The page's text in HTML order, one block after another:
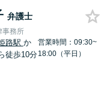
弁護士
事務所
路駅 か
徒歩10分
営業時間：09:30~
18:00（平日）